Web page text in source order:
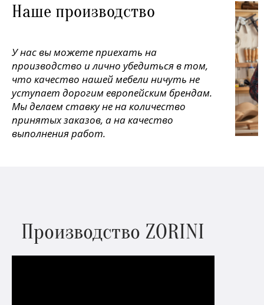
Наше производство
У нас вы можете приехать на
производство и лично убедиться в том,
что качество нашей мебели ничуть не
уступает дорогим европейским брендам.
Мы делаем ставку не на количество
принятых заказов, а на качество
выполнения работ.
Производство ZORINI